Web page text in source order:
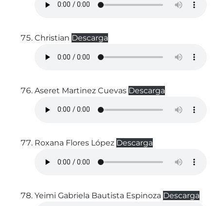
Christian Descarga
Aseret Martinez Cuevas Descarga
Roxana Flores López Descarga
Yeimi Gabriela Bautista Espinoza Descarga